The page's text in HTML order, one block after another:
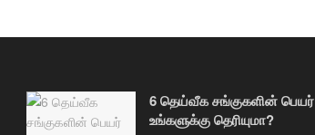
6 தெய்வீக சங்குகளின் பெயர்
உங்களுக்கு தெரியுமா?